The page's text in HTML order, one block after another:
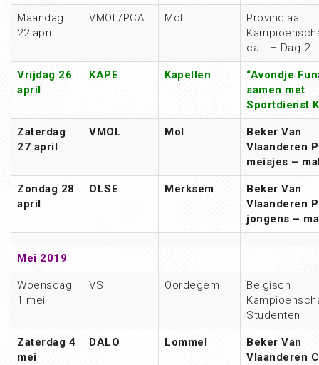
Maandag
22 april
VMOL/PCA Mol
Provinciaal
cat. – Dag 2
Vrijdag 26
april
KAPE Kapellen
“Avondje
samen met
Sportdienst
Zaterdag
27 april
VMOL Mol
Beker Van
Vlaanderen
meisjes –
Zondag 28
april
OLSE Merksem
Beker Van
Vlaanderen
jongens –
Mei 2019
Woensdag
1 mei
VS Oordegem
Belgisch
Studenten
Zaterdag 4
mei
DALO Lommel
Beker Van
Vlaanderen